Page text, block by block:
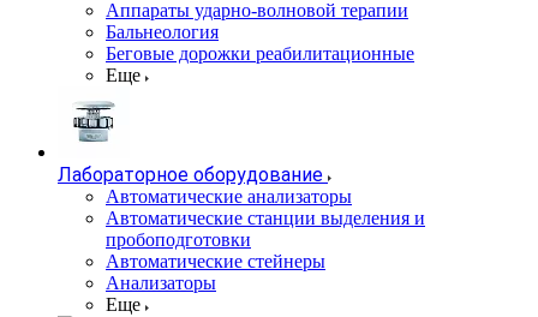
Аппараты ударно-волновой терапии
Бальнеология
Беговые дорожки реабилитационные
Еще
Лабораторное оборудование
Автоматические анализаторы
Автоматические станции выделения и
пробоподготовки
Автоматические стейнеры
Анализаторы
Еще